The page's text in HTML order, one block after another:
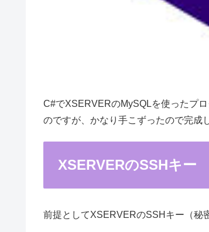
C#でXSERVERのMySQLを使ったプ
のですが、かなり手こずったので完成
XSERVERのSSHキー
前提としてXSERVERのSSHキー（秘